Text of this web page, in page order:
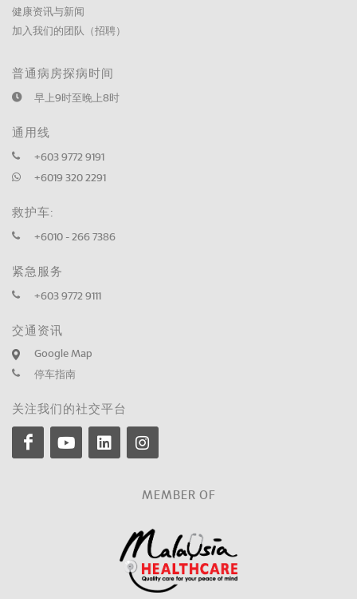
健康资讯与新闻
加入我们的团队（招聘）
普通病房探病时间
早上9时至晚上8时
通用线
+603 9772 9191
+6019 320 2291
救护车:
+6010 - 266 7386
紧急服务
+603 9772 9111
交通资讯
Google Map
停车指南
关注我们的社交平台
MEMBER OF